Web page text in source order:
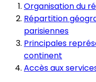
Organisation du
Répartition
parisiennes
Principales
continent
Accès aux